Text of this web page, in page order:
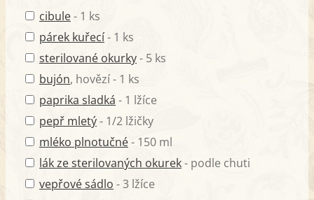
cibule- 1 ks
párek kuřecí- 1 ks
sterilované okurky- 5 ks
bujón, hovězí - 1 ks
paprika sladká - 1 lžíce
pepř mletý- 1/2 lžičky
mléko plnotučné- 150 ml
lák ze sterilovaných okurek- podle chuti
vepřové sádlo - 3 lžíce